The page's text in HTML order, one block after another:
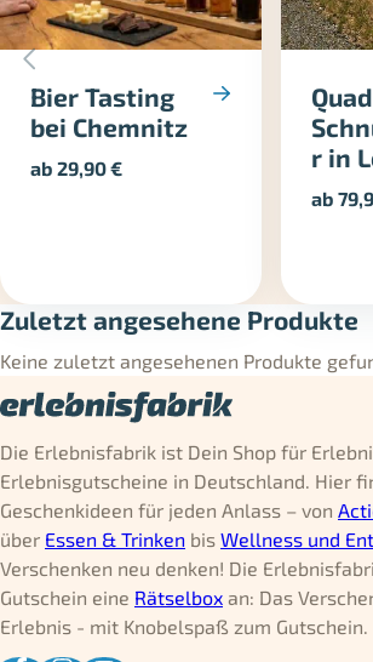
Bier Tasting
bei Chemnitz
ab29,90€
Quad
r in
ab
Zuletzt angesehene Produkte
Keine zuletzt angesehenen Produkte
Die Erlebnisfabrik ist Dein Shop für
Erlebnisgutscheine in Deutschland. Hier
Geschenkideen für jeden Anlass – von
über Essen & Trinken bis Wellness und
Verschenken neu denken! Die
Gutschein eine Rätselbox an: Das
Erlebnis - mit Knobelspaß zum Gutschein.